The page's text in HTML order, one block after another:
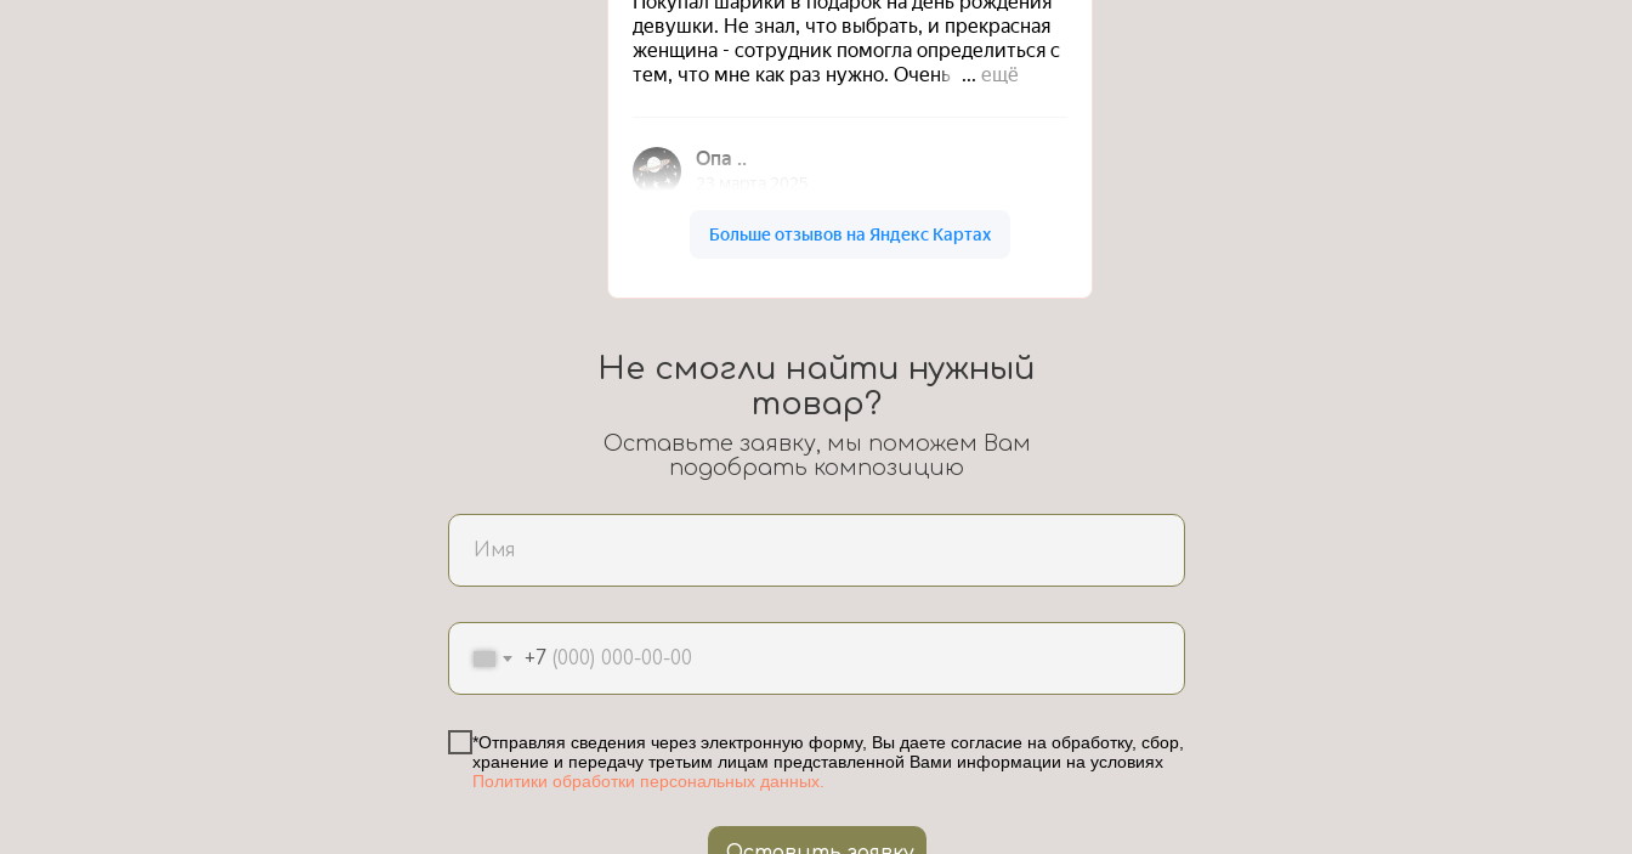
+7
*Отправляя сведения через электронную форму, Вы даете согласие на обработку, сбор,
хранение и передачу третьим лицам представленной Вами информации на условиях
Политики обработки персональных данных.
Не смогли найти нужный
товар?
Оставьте заявку, мы поможем Вам
подобрать композицию